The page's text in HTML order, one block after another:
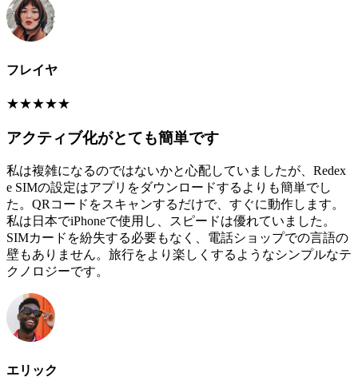
フレイヤ
★★★★★
アクティブ化がとても簡単です
私は複雑になるのではないかと心配していましたが、Redex
e SIMの設定はアプリをダウンロードするよりも簡単でし
た。QRコードをスキャンするだけで、すぐに動作します。
私は日本でiPhoneで使用し、スピードは優れていました。
SIMカードを紛失する必要もなく、電話ショップでの言語の
壁もありません。旅行をより楽しくするようなシンプルなテ
クノロジーです。
エリック